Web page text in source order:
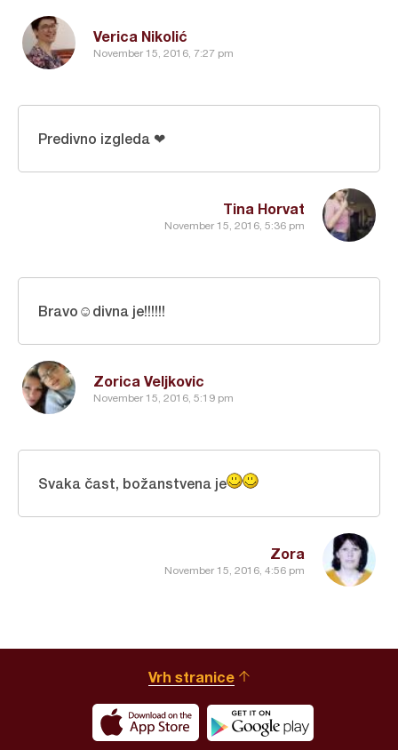
Verica Nikolić
November 15, 2016, 7:27 pm
Tina Horvat
November 15, 2016, 5:36 pm
Predivno izgleda ❤
Zorica Veljkovic
November 15, 2016, 5:19 pm
Bravo☺divna je!!!!!!
Zora
November 15, 2016, 4:56 pm
Svaka čast, božanstvena je
Vrh stranice